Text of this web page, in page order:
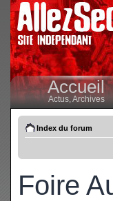
Accueil
Actus,Archives
Index du forum
Foire